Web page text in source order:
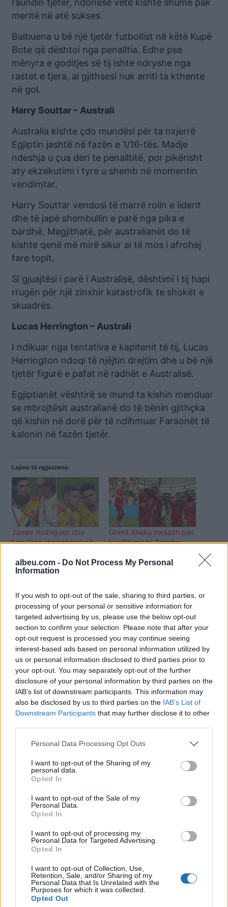
albeu.com - Do Not Process My Personal
Information
If you wish to opt-out of the sale, sharing to third parties, or
processing of your personal or sensitive information for
targeted advertising by us, please use the below opt-out
section to confirm your selection. Please note that after your
opt-out request is processed you may continue seeing
interest-based ads based on personal information utilized by
us or personal information disclosed to third parties prior to
your opt-out. You may separately opt-out of the further
disclosure of your personal information by third parties on the
IAB’s list of downstream participants. This information may
also be disclosed by us to third parties on the IAB’s List of
Downstream Participants that may further disclose it to other
Personal Data Processing Opt Outs
I want to opt-out of the Sharing of my
personal data.
Opted In
I want to opt-out of the Sale of my
Personal Data.
Opted In
I want to opt-out of processing my
Personal Data for Targeted Advertising.
Opted In
I want to opt-out of Collection, Use,
Retention, Sale, and/or Sharing of my
Personal Data that Is Unrelated with the
Purposes for which it was collected.
Opted Out
raundin tjetër, ndonëse vetë kishte shumë pak
meritë në atë sukses.
Balbuena u bë një tjetër futbollist në këtë Kupë
Bote që dështoi nga penalltia. Edhe pse
mënyra e goditjes së tij ishte ndryshe nga
rastet e tjera, ai gjithsesi nuk arriti ta kthente
në gol.
Harry Souttar – Australi
Australia kishte çdo mundësi për ta nxjerrë
Egjiptin jashtë në fazën e 1/16-tës. Madje
ndeshja u çua deri te penalltitë, por pikërisht
aty ekzekutimi i tyre u shemb në momentin
vendimtar.
Harry Souttar vendosi të marrë rolin e liderit
dhe të japë shembullin e parë nga pika e
bardhë. Megjithatë, për australianët do të
kishte qenë më mirë sikur ai të mos i afrohej
fare topit.
Si gjuajtësi i parë i Australisë, dështimi i tij hapi
rrugën për një zinxhir katastrofik te shokët e
skuadrës.
Lucas Herrington – Australi
I ndikuar nga tentativa e kapitenit të tij, Lucas
Herrington ndoqi të njëjtin drejtim dhe u bë një
tjetër figurë e pafat në radhët e Australisë.
Egjiptianët vështirë se mund ta kishin menduar
se mbrojtësit australianë do të bënin gjithçka
që kishin në dorë për të ndihmuar Faraonët të
kalonin në fazën tjetër.
Lajme të ngjashme:
James Rodriguez dhe
Luis Diaz shpërthejnë në
Kolumbisë ndaj Zvicrës në
Kupën e Botës
Granit Xhaka mesazh pas
kualifikimit të Zvicrës:
Riyad Mahrez i jep fund
rrugëtimit me Algjerinë
pas daljes nga Kupa e
Botës
Shtuarmë8.07.2026 13:57
Tags:
Davinson sanchez , Fabian balbuena
Harry souttar , Jonathan tah ,
kampionati
botëror 2026
, Kombëtarja e Gjermanisë
kombëtarja e zvicrës